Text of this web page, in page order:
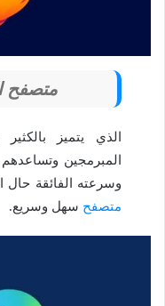
متصفح
الذي يتميز
المبرمجين
وسرعته الفائقة
متصفح سهل وسريع.